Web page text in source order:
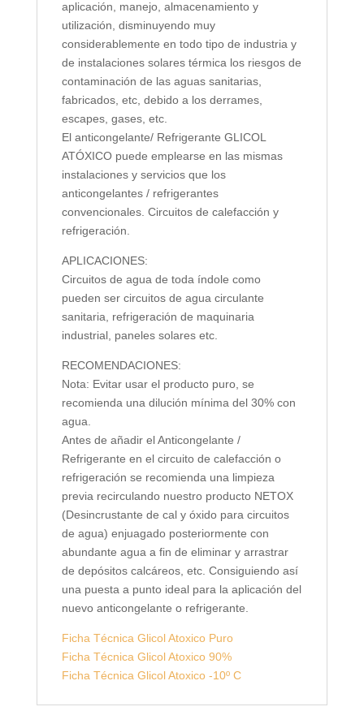
aplicación, manejo, almacenamiento y
utilización, disminuyendo muy
considerablemente en todo tipo de industria y
de instalaciones solares térmica los riesgos de
contaminación de las aguas sanitarias,
fabricados, etc, debido a los derrames,
escapes, gases, etc.
El anticongelante/ Refrigerante GLICOL
ATÓXICO puede emplearse en las mismas
instalaciones y servicios que los
anticongelantes / refrigerantes
convencionales. Circuitos de calefacción y
refrigeración.
APLICACIONES:
Circuitos de agua de toda índole como
pueden ser circuitos de agua circulante
sanitaria, refrigeración de maquinaria
industrial, paneles solares etc.
RECOMENDACIONES:
Nota: Evitar usar el producto puro, se
recomienda una dilución mínima del 30% con
agua.
Antes de añadir el Anticongelante /
Refrigerante en el circuito de calefacción o
refrigeración se recomienda una limpieza
previa recirculando nuestro producto NETOX
(Desincrustante de cal y óxido para circuitos
de agua) enjuagado posteriormente con
abundante agua a fin de eliminar y arrastrar
de depósitos calcáreos, etc. Consiguiendo así
una puesta a punto ideal para la aplicación del
nuevo anticongelante o refrigerante.
Ficha Técnica Glicol Atoxico Puro
Ficha Técnica Glicol Atoxico 90%
Ficha Técnica Glicol Atoxico -10º C